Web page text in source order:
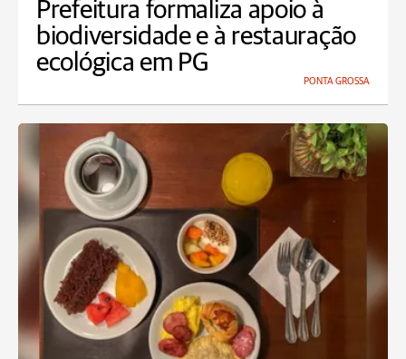
Prefeitura formaliza apoio à
biodiversidade e à restauração
ecológica em PG
PONTA GROSSA